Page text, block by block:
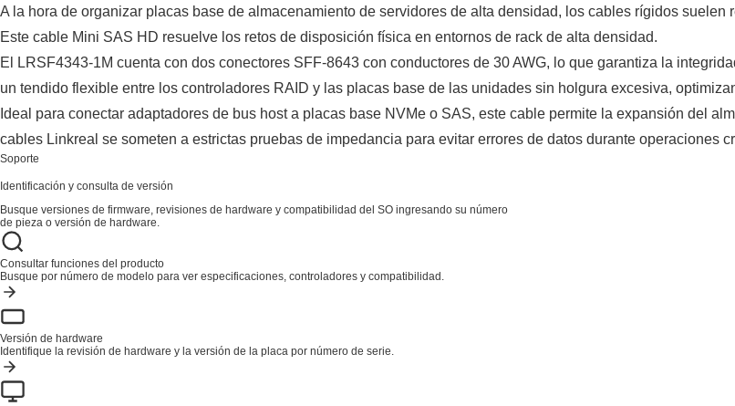
A la hora de organizar placas base de almacenamiento de servidores de alta densidad, los cables rígidos
Este cable Mini SAS HD resuelve los retos de disposición física en entornos de rack de alta densidad.
El LRSF4343-1M cuenta con dos conectores SFF-8643 con conductores de 30 AWG, lo que garantiza la
un tendido flexible entre los controladores RAID y las placas base de las unidades sin holgura excesiva,
Ideal para conectar adaptadores de bus host a placas base NVMe o SAS, este cable permite la expansión del
cables Linkreal se someten a estrictas pruebas de impedancia para evitar errores de datos durante operaciones
Soporte
Identificación y consulta de versión
Busque versiones de firmware, revisiones de hardware y compatibilidad del SO ingresando su número
de pieza o versión de hardware.
Consultar funciones del producto
Busque por número de modelo para ver especificaciones, controladores y compatibilidad.
Versión de hardware
Identifique la revisión de hardware y la versión de la placa por número de serie.